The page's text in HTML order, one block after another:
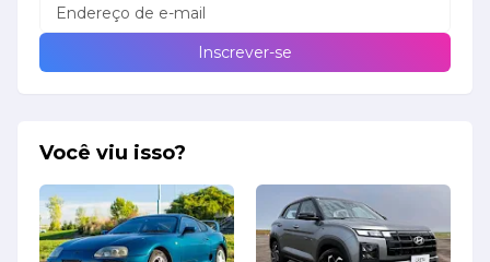
Você viu isso?